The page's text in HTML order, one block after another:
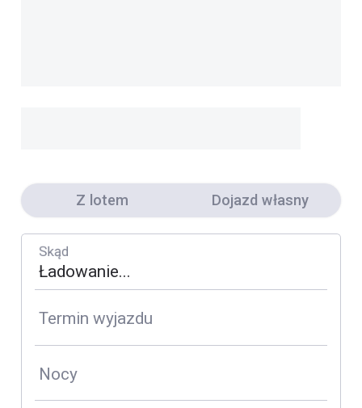
Z lotem Dojazd własny
Skąd
Termin wyjazdu
Nocy